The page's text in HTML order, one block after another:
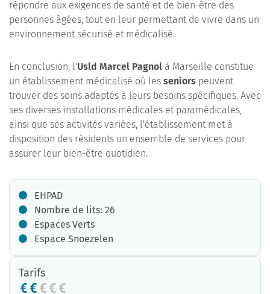
répondre aux exigences de santé et de bien-être des
personnes âgées, tout en leur permettant de vivre dans un
environnement sécurisé et médicalisé.
En conclusion, l'Usld Marcel Pagnol à Marseille constitue
un établissement médicalisé où les seniors peuvent
trouver des soins adaptés à leurs besoins spécifiques. Avec
ses diverses installations médicales et paramédicales,
ainsi que ses activités variées, l'établissement met à
disposition des résidents un ensemble de services pour
assurer leur bien-être quotidien.
EHPAD
Nombre de lits: 26
Espaces Verts
Espace Snoezelen
Tarifs